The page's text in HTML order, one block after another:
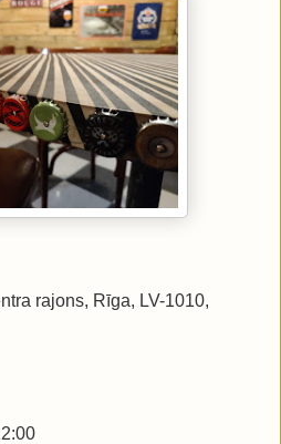
rajons, Rīga, LV-1010,